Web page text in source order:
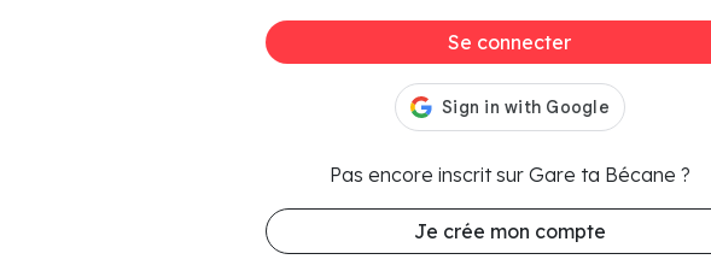
Se connecter
Pas encore inscrit sur Gare ta Bécane ?
Je crée mon compte